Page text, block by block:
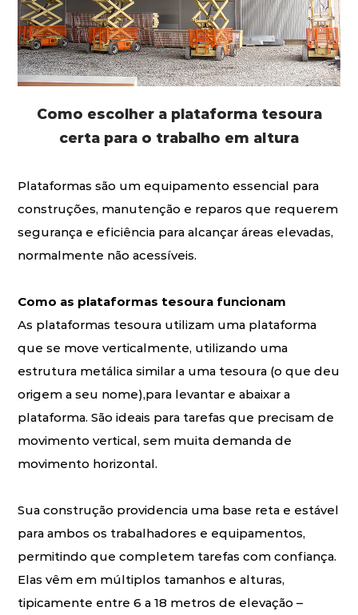
Como escolher a plataforma tesoura
certa para o trabalho em altura
Plataformas são um equipamento essencial para
construções, manutenção e reparos que requerem
segurança e eficiência para alcançar áreas elevadas,
normalmente não acessíveis.
Como as plataformas tesoura funcionam
As plataformas tesoura utilizam uma plataforma
que se move verticalmente, utilizando uma
estrutura metálica similar a uma tesoura (o que deu
origem a seu nome),para levantar e abaixar a
plataforma. São ideais para tarefas que precisam de
movimento vertical, sem muita demanda de
movimento horizontal.
Sua construção providencia uma base reta e estável
para ambos os trabalhadores e equipamentos,
permitindo que completem tarefas com confiança.
Elas vêm em múltiplos tamanhos e alturas,
tipicamente entre 6 a 18 metros de elevação –